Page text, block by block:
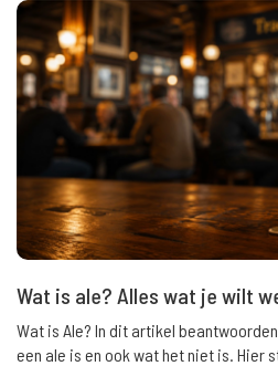
Wat is ale? Alles wat je wilt
Wat is Ale? In dit artikel
een ale is en ook wat het niet is. Hier